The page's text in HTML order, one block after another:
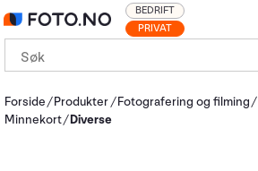
PRIVAT
BEDRIFT
Forside Produkter Fotografering og filming
Minnekort Diverse